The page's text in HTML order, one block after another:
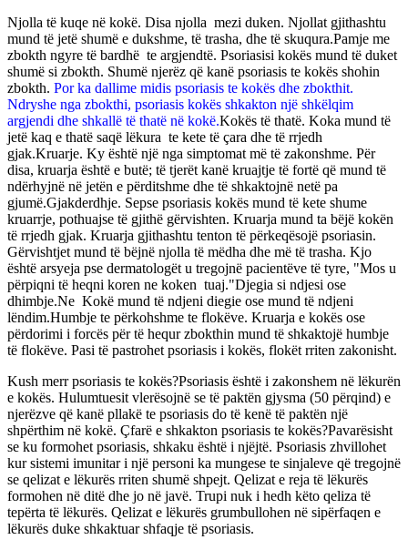
Njolla të kuqe në kokë. Disa njolla mezi duken. Njollat gjithashtu
mund të jetë shumë e dukshme, të trasha, dhe të skuqura.Pamje me
zbokth ngyre të bardhë te argjendtë. Psoriasisi kokës mund të duket
shumë si zbokth. Shumë njerëz që kanë psoriasis te kokës shohin
zbokth. Por ka dallime midis psoriasis te kokës dhe zbokthit.
Ndryshe nga zbokthi, psoriasis kokës shkakton një shkëlqim
argjendi dhe shkallë të thatë në kokë.Kokës të thatë. Koka mund të
jetë kaq e thatë saqë lëkura te kete të çara dhe të rrjedh
gjak.Kruarje. Ky është një nga simptomat më të zakonshme. Për
disa, kruarja është e butë; të tjerët kanë kruajtje të fortë që mund të
ndërhyjnë në jetën e përditshme dhe të shkaktojnë netë pa
gjumë.Gjakderdhje. Sepse psoriasis kokës mund të kete shume
kruarrje, pothuajse të gjithë gërvishten. Kruarja mund ta bëjë kokën
të rrjedh gjak. Kruarja gjithashtu tenton të përkeqësojë psoriasin.
Gërvishtjet mund të bëjnë njolla të mëdha dhe më të trasha. Kjo
është arsyeja pse dermatologët u tregojnë pacientëve të tyre, "Mos u
përpiqni të heqni koren ne koken tuaj."Djegia si ndjesi ose
dhimbje.Ne Kokë mund të ndjeni diegie ose mund të ndjeni
lëndim.Humbje te përkohshme te flokëve. Kruarja e kokës ose
përdorimi i forcës për të hequr zbokthin mund të shkaktojë humbje
të flokëve. Pasi të pastrohet psoriasis i kokës, flokët rriten zakonisht.
Kush merr psoriasis te kokës?Psoriasis është i zakonshem në lëkurën
e kokës. Hulumtuesit vlerësojnë se të paktën gjysma (50 përqind) e
njerëzve që kanë pllakë te psoriasis do të kenë të paktën një
shpërthim në kokë. Çfarë e shkakton psoriasis te kokës?Pavarësisht
se ku formohet psoriasis, shkaku është i njëjtë. Psoriasis zhvillohet
kur sistemi imunitar i një personi ka mungese te sinjaleve që tregojnë
se qelizat e lëkurës rriten shumë shpejt. Qelizat e reja të lëkurës
formohen në ditë dhe jo në javë. Trupi nuk i hedh këto qeliza të
tepërta të lëkurës. Qelizat e lëkurës grumbullohen në sipërfaqen e
lëkurës duke shkaktuar shfaqje të psoriasis.